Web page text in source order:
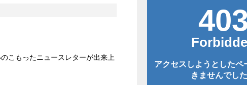
こもったニュースレターが出来上